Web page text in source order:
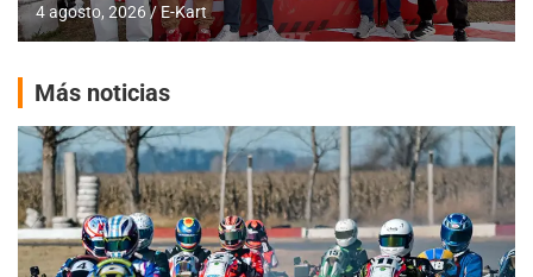
4 agosto, 2026 E-Kart
Más noticias